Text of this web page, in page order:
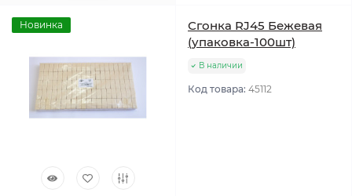
Новинка
Сгонка RJ45 Бежевая
(упаковка-100шт)
В наличии
Код товара: 45112